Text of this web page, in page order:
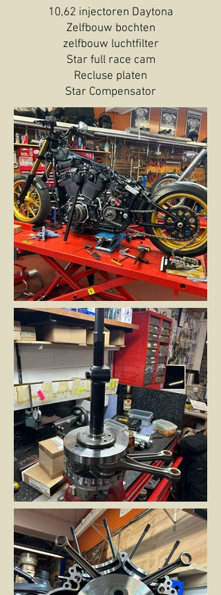
10,62 injectoren Daytona
Zelfbouw bochten
zelfbouw luchtfilter
Star full race cam
Recluse platen
Star Compensator